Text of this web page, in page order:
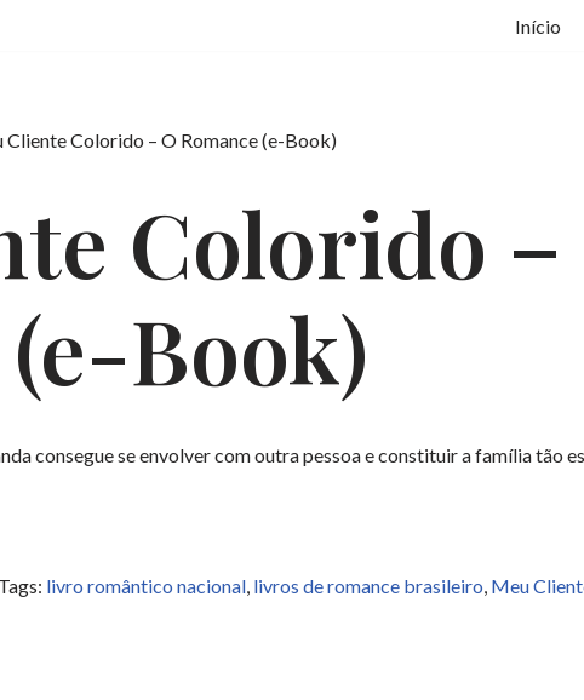
Início
Cliente Colorido – O Romance (e-Book)
Colorido –
Book)
consegue se envolver com outra pessoa e constituir a família tão
Tags: livro romântico nacional, livros de romance brasileiro, Meu